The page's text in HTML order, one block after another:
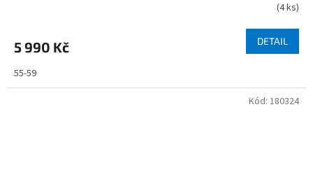
(4 ks)
5 990 Kč DETAIL
55-59
Kód: 180324